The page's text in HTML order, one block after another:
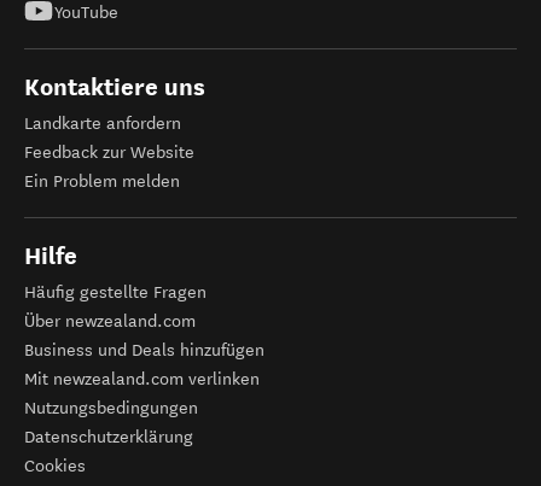
YouTube
Kontaktiere uns
Landkarte anfordern
Feedback zur Website
Ein Problem melden
Hilfe
Häufig gestellte Fragen
Über newzealand.com
Business und Deals hinzufügen
Mit newzealand.com verlinken
Nutzungsbedingungen
Datenschutzerklärung
Cookies